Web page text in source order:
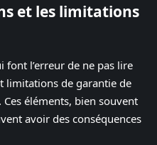
et les limitations
font l’erreur de ne pas lire
limitations de garantie de
éléments, bien souvent
avoir des conséquences